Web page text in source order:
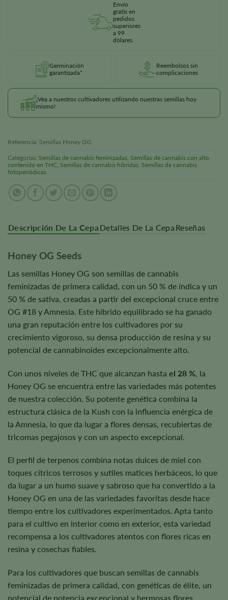
Envío
gratis en
pedidos
superiores
a 99
dólares.
Germinación
garantizada*
Reembolsos sin
complicaciones
¡Vea a nuestros cultivadores utilizando nuestras semillas hoy
mismo!
Referencia: Semillas Honey OG
Categorías: Semillas de cannabis feminizadas, Semillas de cannabis con alto
contenido en THC, Semillas de cannabis híbridas, Semillas de cannabis
fotoperiódicas
Descripción De La Cepa Detalles De La Cepa Reseñas
Honey OG Seeds
Las semillas Honey OG son semillas de cannabis
feminizadas de primera calidad, con un 50 % de índica y un
50 % de sativa, creadas a partir del excepcional cruce entre
OG #18 y Amnesia. Este híbrido equilibrado se ha ganado
una gran reputación entre los cultivadores por su
crecimiento vigoroso, su densa producción de resina y su
potencial de cannabinoides excepcionalmente alto.
Con unos niveles de THC que alcanzan hasta el 28 % , la
Honey OG se encuentra entre las variedades más potentes
de nuestra colección. Su potente genética combina la
estructura clásica de la Kush con la influencia enérgica de
la Amnesia, lo que da lugar a flores densas, recubiertas de
tricomas pegajosos y con un aspecto excepcional.
El perfil de terpenos combina notas dulces de miel con
toques cítricos terrosos y sutiles matices herbáceos, lo que
da lugar a un humo suave y sabroso que ha convertido a la
Honey OG en una de las variedades favoritas desde hace
tiempo entre los cultivadores experimentados. Apta tanto
para el cultivo en interior como en exterior, esta variedad
recompensa a los cultivadores atentos con flores ricas en
resina y cosechas fiables.
Para los cultivadores que buscan semillas de cannabis
feminizadas de primera calidad, con genéticas de élite, un
potencial de potencia excepcional y hermosas flores